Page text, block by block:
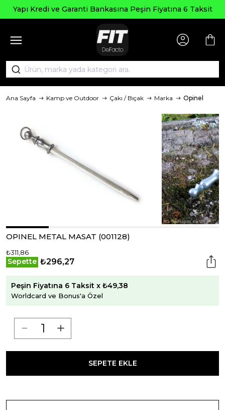
Yapı Kredi ve Garanti Bankasına Peşin Fiyatına 6 Taksit
Ana Sayfa Kamp ve Outdoor Çakı / Bıçak Marka Opinel
OPINEL METAL MASAT (001128)
₺311,86
Sepette ₺296,27
Peşin Fiyatına 6 Taksit x ₺49,38
Worldcard ve Bonus'a Özel
SEPETE EKLE